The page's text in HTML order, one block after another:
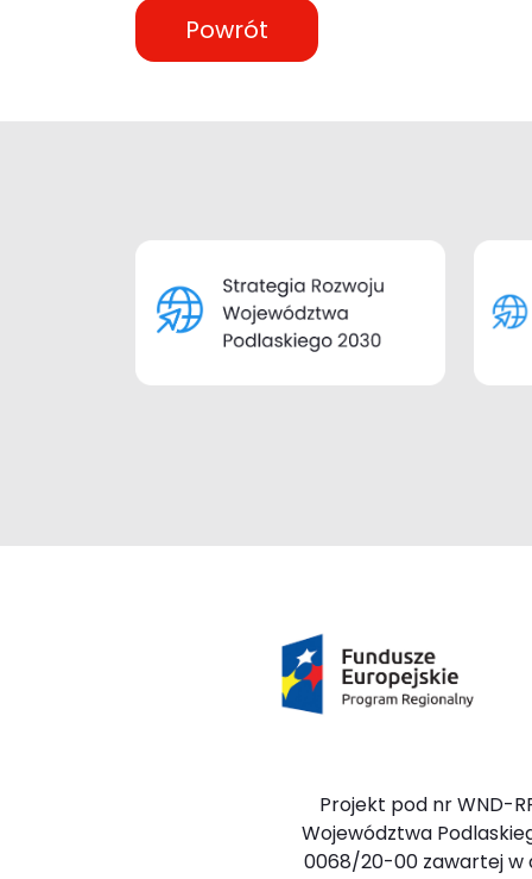
Powrót
Projekt pod nr WND-
Województwa
0068/20-00 zawartej w